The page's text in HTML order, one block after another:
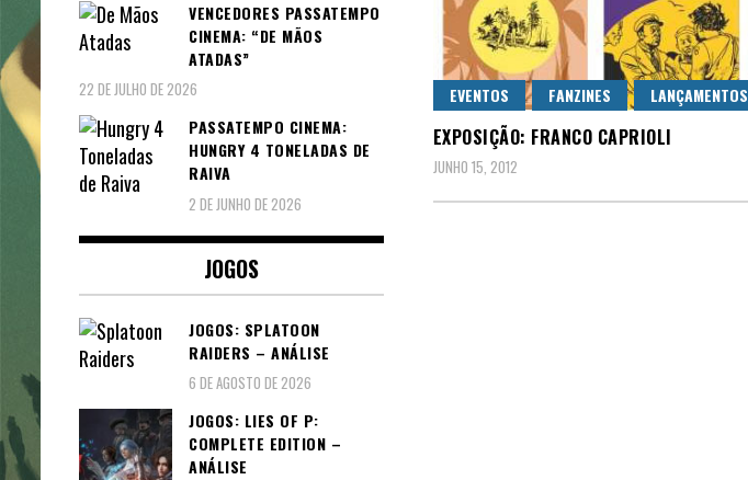
EVENTOS FANZINES LANÇAMENTOS
EXPOSIÇÃO: FRANCO CAPRIOLI
JUNHO 15, 2012
VENCEDORES PASSATEMPO
CINEMA: “DE MÃOS
ATADAS”
22 DE JULHO DE 2026
PASSATEMPO CINEMA:
HUNGRY 4 TONELADAS DE
RAIVA
2 DE JUNHO DE 2026
JOGOS
JOGOS: SPLATOON
RAIDERS – ANÁLISE
6 DE AGOSTO DE 2026
JOGOS: LIES OF P:
COMPLETE EDITION –
ANÁLISE